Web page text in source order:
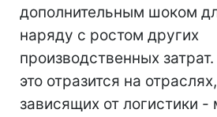
дополнительным шоком
наряду с ростом других
производственных
это отразится на
зависящих от логистики -